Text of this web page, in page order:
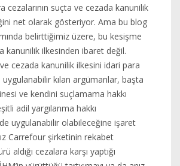
cezalarının suçta ve cezada kanunilik
net olarak gösteriyor. Ama bu blog
belirttiğimiz üzere, bu kesişme
kanunilik ilkesinden ibaret değil.
cezada kanunilik ilkesini idari para
uygulanabilir kılan argümanlar, başta
ve kendini suçlamama hakkı
adil yargılanma hakkı
uygulanabilir olabileceğine işaret
Carrefour şirketinin rekabet
aldığı cezalara karşı yaptığı